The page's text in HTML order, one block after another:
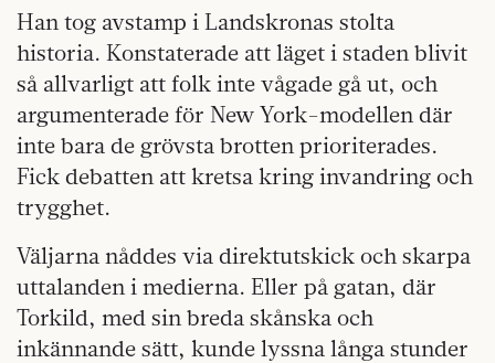
Han tog avstamp i Landskronas stolta
historia. Konstaterade att läget i staden blivit
så allvarligt att folk inte vågade gå ut, och
argumenterade för New York-modellen där
inte bara de grövsta brotten prioriterades.
Fick debatten att kretsa kring invandring och
trygghet.
Väljarna nåddes via direktutskick och skarpa
uttalanden i medierna. Eller på gatan, där
Torkild, med sin breda skånska och
inkännande sätt, kunde lyssna långa stunder